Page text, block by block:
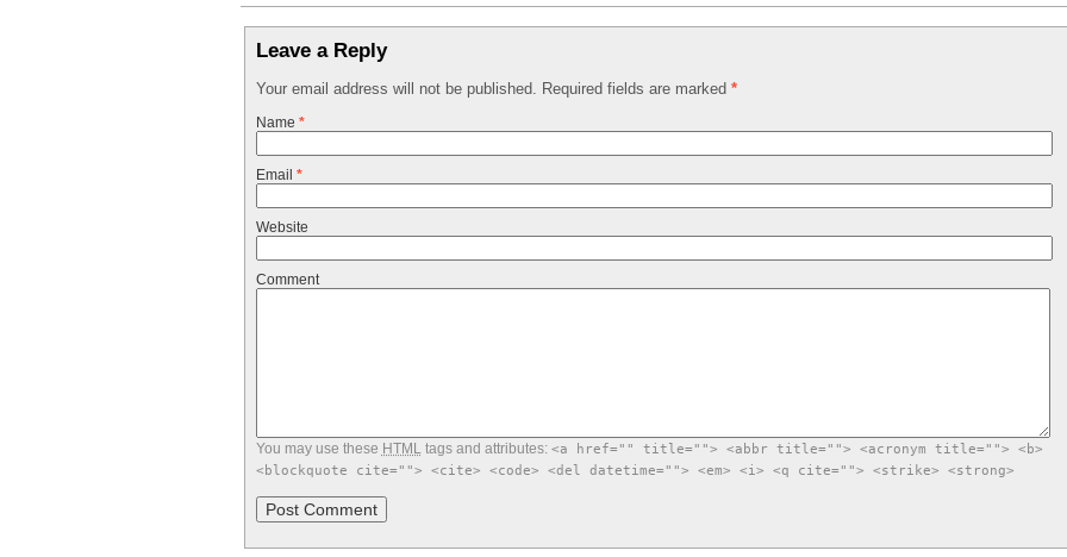
Leave a Reply
Your email address will not be published. Required fields are marked *
Name *
Email *
Website
Comment
You may use these HTMLtags and attributes: <a href="" title=""> <abbr title=""> <acronym title=""> <b>
<blockquote cite=""> <cite> <code> <del datetime=""> <em> <i> <q cite=""> <strike> <strong>